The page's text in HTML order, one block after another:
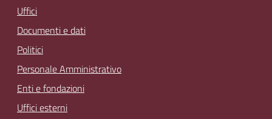
Uffici
Documenti e dati
Politici
Personale Amministrativo
Enti e fondazioni
Uffici esterni